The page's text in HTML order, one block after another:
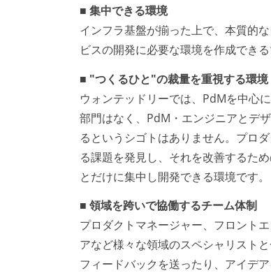
■ 集中できる環境
インフラ基盤が揃った上で、本質的
ビスの開発に必要な環境を作成でき
■ "つくるひと"の裁量を重視する環境
ウォンテッドリーでは、PdMを中心
部門はなく、PdM・エンジニアとデ
るというシゴトはありません。プロ
る課題を発見し、それを改善するた
とだけに集中し開発できる環境です。
■ 領域を跨いで協働するチーム体制
プロダクトマネージャー、フロント
アなど様々な領域のスペシャリスト
フィードバックを送ったり、アイデ